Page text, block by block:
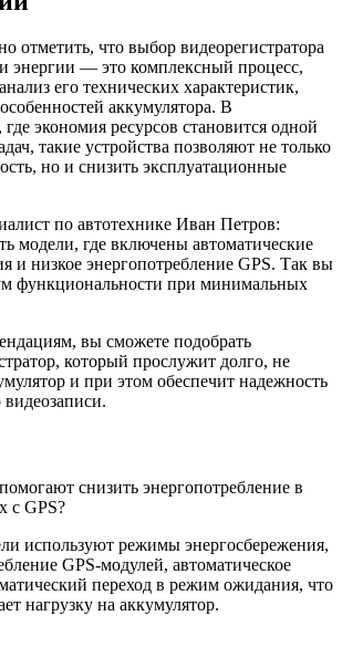
отметить, что выбор видеорегистратора
энергии — это комплексный процесс,
его технических характеристик,
аккумулятора. В
экономия ресурсов становится одной
такие устройства позволяют не только
но и снизить эксплуатационные
по автотехнике Иван Петров:
модели, где включены автоматические
и низкое энергопотребление GPS. Так вы
функциональности при минимальных
вы сможете подобрать
который прослужит долго, не
и при этом обеспечит надежность
видеозаписи.
снизить энергопотребление в
с GPS?
используют режимы энергосбережения,
GPS-модулей, автоматическое
переход в режим ожидания, что
нагрузку на аккумулятор.